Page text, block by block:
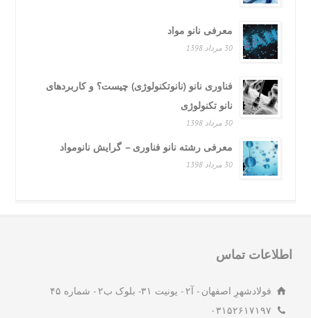
معرفی نانو مواد
30 مرداد 1398
فناوری نانو (نانوتکنولوژی) چیست؟ و کاربردهای
نانو تکنولوژی
معرفی رشته نانو فناوری – گرایش نانومواد
30 مرداد 1398
تماس
فولادشهرِ اصفهان - آ۲ - یونیت ۳۱- بلوک ب۲ - شماره ۴۵
۰۳۱۵۲۶۱۷۱۹۷